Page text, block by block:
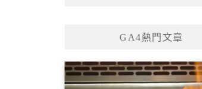
GA4熱門文章